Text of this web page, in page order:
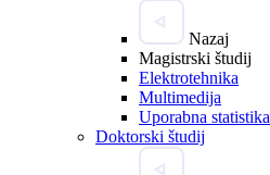
Nazaj
Magistrski študij
Elektrotehnika
Multimedija
Uporabna statistika
Doktorski študij